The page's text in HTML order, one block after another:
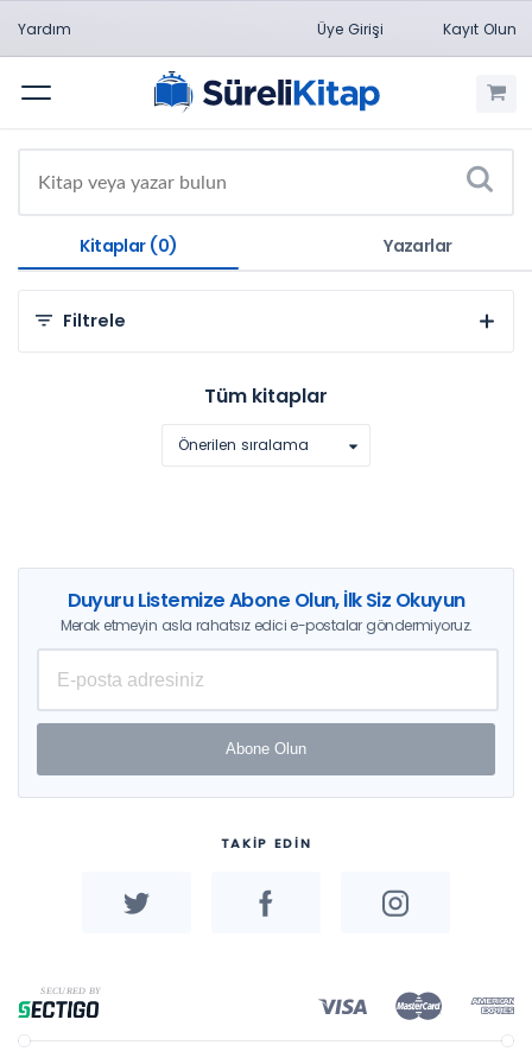
Yardım Üye Girişi Kayıt Olun
Menü
Kitaplar (0) Yazarlar
Filtrele
Tüm kitaplar
Önerilen sıralama
Duyuru Listemize Abone Olun, İlk Siz Okuyun
Merak etmeyin asla rahatsız edici e-postalar göndermiyoruz.
Abone Olun
TAKİP EDİN